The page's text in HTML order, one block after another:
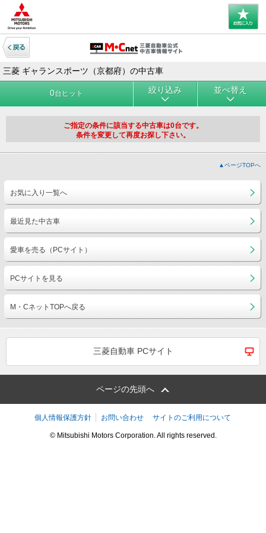
三菱 ギャランスポーツ（京都府）の中古車
0台ヒット 絞り込み 並べ替え
ご指定の条件に該当する中古車は0台です。
条件を変更して再度お探し下さい。
▲ページTOPへ
お気に入り一覧へ
最近見た中古車
愛車を売る（PCサイト）
PCサイトを見る
M・CネットTOPへ戻る
三菱自動車 PCサイト
ページの先頭へ
個人情報保護方針 お問い合わせ サイトのご利用について
© Mitsubishi Motors Corporation. All rights reserved.